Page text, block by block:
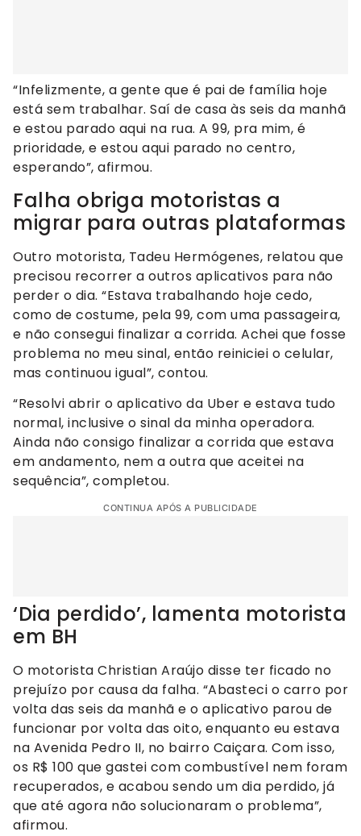
“Infelizmente, a gente que é pai de família hoje
está sem trabalhar. Saí de casa às seis da manhã
e estou parado aqui na rua. A 99, pra mim, é
prioridade, e estou aqui parado no centro,
esperando”, afirmou.
Falha obriga motoristas a
migrar para outras plataformas
Outro motorista, Tadeu Hermógenes, relatou que
precisou recorrer a outros aplicativos para não
perder o dia. “Estava trabalhando hoje cedo,
como de costume, pela 99, com uma passageira,
e não consegui finalizar a corrida. Achei que fosse
problema no meu sinal, então reiniciei o celular,
mas continuou igual”, contou.
“Resolvi abrir o aplicativo da Uber e estava tudo
normal, inclusive o sinal da minha operadora.
Ainda não consigo finalizar a corrida que estava
em andamento, nem a outra que aceitei na
sequência”, completou.
CONTINUA APÓS A PUBLICIDADE
‘Dia perdido’, lamenta motorista
em BH
O motorista Christian Araújo disse ter ficado no
prejuízo por causa da falha. “Abasteci o carro por
volta das seis da manhã e o aplicativo parou de
funcionar por volta das oito, enquanto eu estava
na Avenida Pedro II, no bairro Caiçara. Com isso,
os R$ 100 que gastei com combustível nem foram
recuperados, e acabou sendo um dia perdido, já
que até agora não solucionaram o problema”,
afirmou.